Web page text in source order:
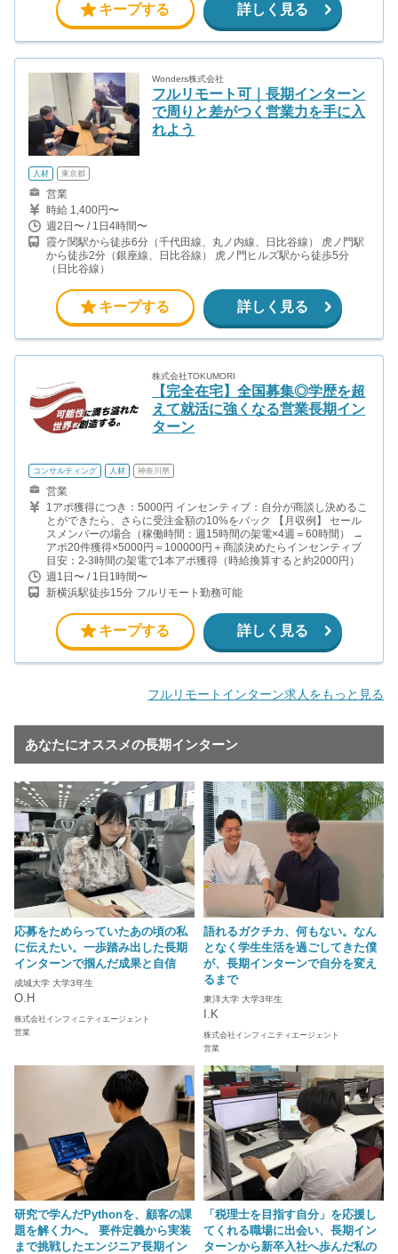
キープする 詳しく見る
Wonders株式会社
フルリモート可｜長期インターン
で周りと差がつく営業力を手に入
れよう
人材 東京都
営業
時給 1,400円〜
週2日〜 / 1日4時間〜
霞ケ関駅から徒歩6分（千代田線、丸ノ内線、日比谷線） 虎ノ門駅
から徒歩2分（銀座線、日比谷線） 虎ノ門ヒルズ駅から徒歩5分
（日比谷線）
キープする 詳しく見る
株式会社TOKUMORI
【完全在宅】全国募集◎学歴を超
えて就活に強くなる営業長期イン
ターン
コンサルティング 人材 神奈川県
営業
1アポ獲得につき：5000円 インセンティブ：自分が商談し決めるこ
とができたら、さらに受注金額の10%をバック 【月収例】 セール
スメンバーの場合（稼働時間：週15時間の架電×4週＝60時間） →
アポ20件獲得×5000円＝100000円＋商談決めたらインセンティブ
目安：2-3時間の架電で1本アポ獲得（時給換算すると約2000円）
週1日〜 / 1日1時間〜
新横浜駅徒歩15分 フルリモート勤務可能
キープする 詳しく見る
フルリモートインターン求人をもっと見る
あなたにオススメの長期インターン
応募をためらっていたあの頃の私
に伝えたい。一歩踏み出した長期
インターンで掴んだ成果と自信
成城大学 大学3年生
O.H
株式会社インフィニティエージェント
営業
語れるガクチカ、何もない。なん
となく学生生活を過ごしてきた僕
が、長期インターンで自分を変え
るまで
東洋大学 大学3年生
I.K
株式会社インフィニティエージェント
営業
研究で学んだPythonを、顧客の課
題を解く力へ。 要件定義から実装
まで挑戦したエンジニア長期イン
「税理士を目指す自分」を応援し
てくれる職場に出会い、長期イン
ターンから新卒入社へ歩んだ私の